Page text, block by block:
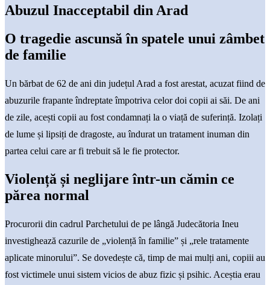
Abuzul Inacceptabil din Arad
O tragedie ascunsă în spatele unui zâmbet
de familie
Un bărbat de 62 de ani din județul Arad a fost arestat, acuzat fiind de
abuzurile frapante îndreptate împotriva celor doi copii ai săi. De ani
de zile, acești copii au fost condamnați la o viață de suferință. Izolați
de lume și lipsiți de dragoste, au îndurat un tratament inuman din
partea celui care ar fi trebuit să le fie protector.
Violență și neglijare într-un cămin ce
părea normal
Procurorii din cadrul Parchetului de pe lângă Judecătoria Ineu
investighează cazurile de „violență în familie” și „rele tratamente
aplicate minorului”. Se dovedește că, timp de mai mulți ani, copiii au
fost victimele unui sistem vicios de abuz fizic și psihic. Aceștia erau